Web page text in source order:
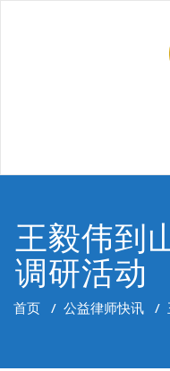
王毅伟到
调研活动
首页 / 公益律师快讯 /